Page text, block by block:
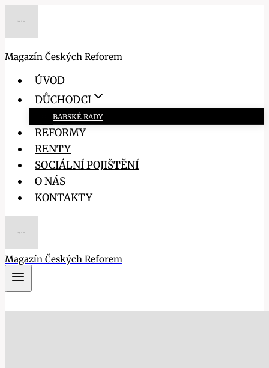
Magazín Českých Reforem
ÚVOD
DŮCHODCI
BABSKÉ RADY
REFORMY
RENTY
SOCIÁLNÍ POJIŠTĚNÍ
O NÁS
KONTAKTY
Magazín Českých Reforem